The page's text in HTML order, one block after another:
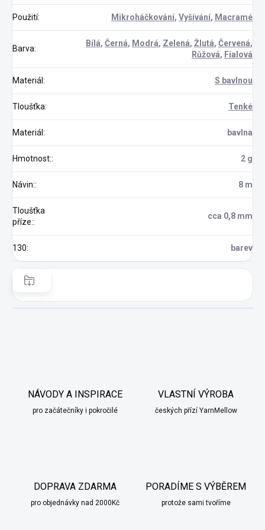
Použití: Mikroháčkování, Vyšívání, Macramé
Barva:
Bílá, Černá, Modrá, Zelená, Žlutá, Červená,
Růžová, Fialová
Materiál : S bavlnou
Tloušťka: Tenké
Materiál : bavlna
Hmotnost:: 2 g
Návin:: 8 m
Tloušťka
příze::
cca 0,8 mm
130: barev
NÁVODY A INSPIRACE
pro začátečníky i pokročilé
VLASTNÍ VÝROBA
českých přízí YarnMellow
DOPRAVA ZDARMA
pro objednávky nad 2000Kč
PORADÍME S VÝBĚREM
protože sami tvoříme